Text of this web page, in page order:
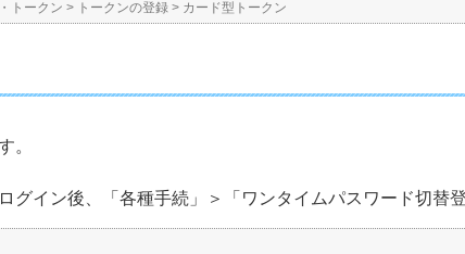
トークン > トークンの登録 > カード型トークン
。
グイン後、「各種手続」＞「ワンタイムパスワード切替